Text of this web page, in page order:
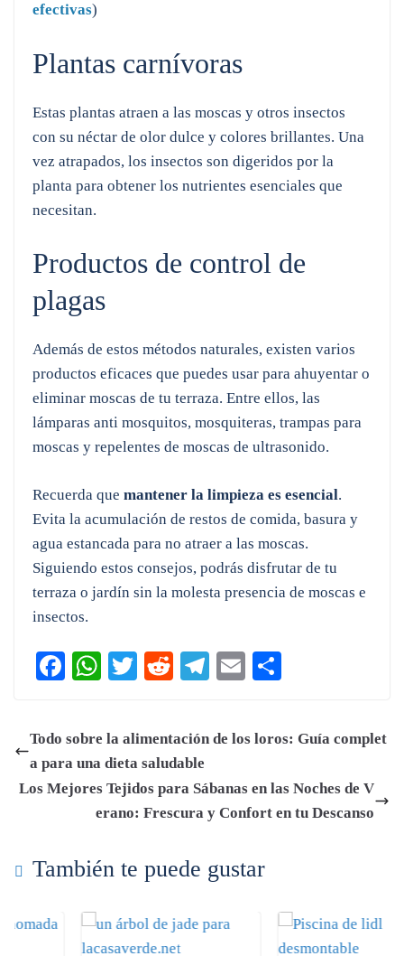
efectivas)
Plantas carnívoras
Estas plantas atraen a las moscas y otros insectos
con su néctar de olor dulce y colores brillantes. Una
vez atrapados, los insectos son digeridos por la
planta para obtener los nutrientes esenciales que
necesitan.
Productos de control de
plagas
Además de estos métodos naturales, existen varios
productos eficaces que puedes usar para ahuyentar o
eliminar moscas de tu terraza. Entre ellos, las
lámparas anti mosquitos, mosquiteras, trampas para
moscas y repelentes de moscas de ultrasonido.
Recuerda que mantener la limpieza es esencial.
Evita la acumulación de restos de comida, basura y
agua estancada para no atraer a las moscas.
Siguiendo estos consejos, podrás disfrutar de tu
terraza o jardín sin la molesta presencia de moscas e
insectos.
Fa
ok
W
A
pp
T
r
R
t
Te
a
m
E
pa
rti
r
Todo sobre la alimentación de los loros: Guía complet
a para una dieta saludable
Los Mejores Tejidos para Sábanas en las Noches de V
erano: Frescura y Confort en tu Descanso
También te puede gustar